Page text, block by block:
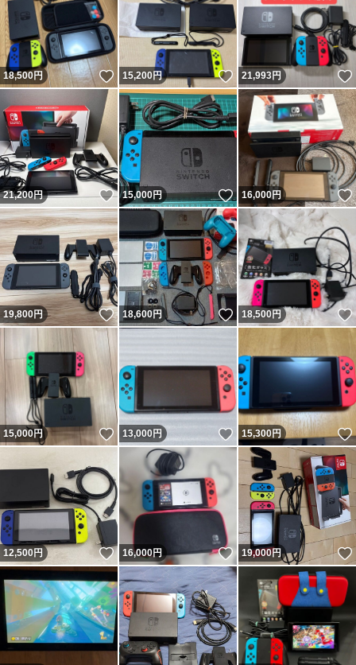
18,500円 いいね！
15,200円 いいね！
21,993円
21,200円 いいね！
15,000円 いいね！
16,000円
19,800円 いいね！
18,600円 いいね！
18,500円
15,000円 いいね！
13,000円 いいね！
15,300円
12,500円 いいね！
16,000円 いいね！
19,000円